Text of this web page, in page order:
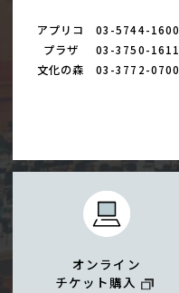
アプリコ 03-5744-1600
プラザ 03-3750-1611
文化の森 03-3772-0700
オンライン
チケット購入